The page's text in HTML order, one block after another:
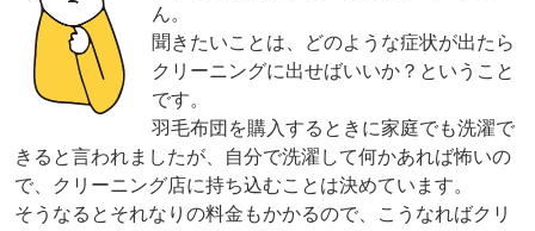
ん。
聞きたいことは、どのような症状が出たら
クリーニングに出せばいいか？ということ
です。
羽毛布団を購入するときに家庭でも洗濯で
きると言われましたが、自分で洗濯して何かあれば怖いの
で、クリーニング店に持ち込むことは決めています。
そうなるとそれなりの料金もかかるので、こうなればクリ